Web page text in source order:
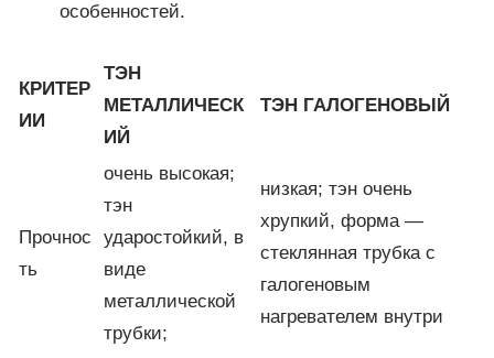
особенностей.
КРИТЕР
ИИ
ТЭН
МЕТАЛЛИЧЕСК
ИЙ
ТЭН ГАЛОГЕНОВЫЙ
Прочнос
ть
очень высокая;
тэн
ударостойкий, в
виде
металлической
трубки;
низкая; тэн очень
хрупкий, форма —
стеклянная трубка с
галогеновым
нагревателем внутри